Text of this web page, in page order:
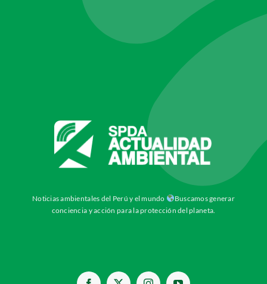
Noticias ambientales del Perú y el mundo
Buscamos generar
conciencia y acción para la protección del planeta.